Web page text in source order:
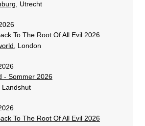
, Utrecht
To The Root Of All Evil 2026
, London
- Sommer 2026
Landshut
To The Root Of All Evil 2026